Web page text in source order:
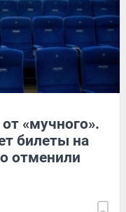
«мучного».
билеты на
отменили